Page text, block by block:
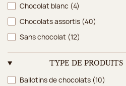
Chocolat blanc (4)
Chocolats assortis (40)
Sans chocolat (12)
TYPE DE PRODUITS
Type de produits
Ballotins de chocolats (10)